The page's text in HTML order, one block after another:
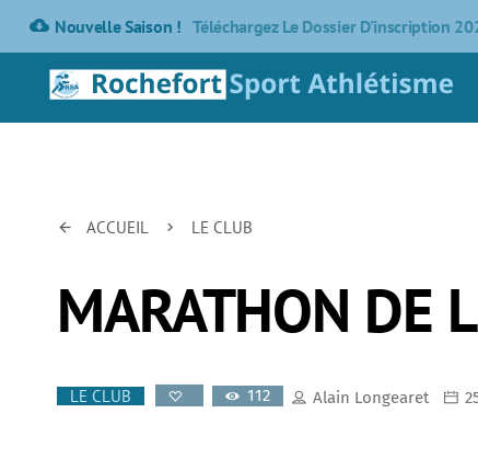
cloud_download Nouvelle Saison ! Téléchargez Le Dossier D'inscription
arrow_back ACCUEIL keyboard_arrow_right LE CLUB
MARATHON DE
LE CLUB 112 Alain Longearet